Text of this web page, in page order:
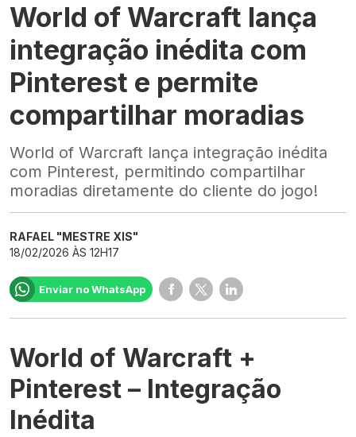
World of Warcraft lança
integração inédita com
Pinterest e permite
compartilhar moradias
World of Warcraft lança integração inédita
com Pinterest, permitindo compartilhar
moradias diretamente do cliente do jogo!
RAFAEL "MESTRE XIS"
18/02/2026 ÀS 12H17
Enviar no WhatsApp
World of Warcraft +
Pinterest – Integração
Inédita